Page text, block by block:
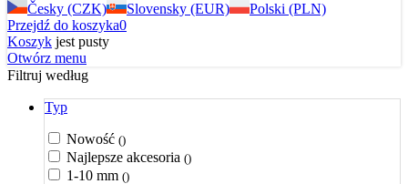
Česky (CZK)
Slovensky (EUR)
Polski (PLN)
Przejdź do koszyka0
Koszyk jest pusty
Otwórz menu
Filtruj według
Typ
Nowość ()
Najlepsze akcesoria ()
1-10 mm ()